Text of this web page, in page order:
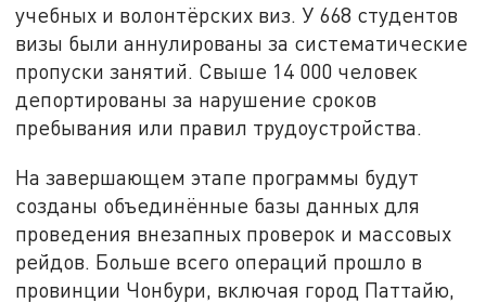
учебных и волонтёрских виз. У 668 студентов
визы были аннулированы за систематические
пропуски занятий. Свыше 14 000 человек
депортированы за нарушение сроков
пребывания или правил трудоустройства.
На завершающем этапе программы будут
созданы объединённые базы данных для
проведения внезапных проверок и массовых
рейдов. Больше всего операций прошло в
провинции Чонбури, включая город Паттайю,